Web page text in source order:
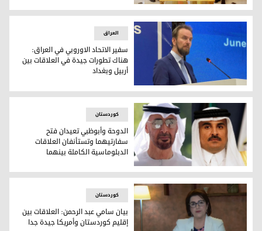
الرئيس بارزاني يستقبل سفير بريطانيا لدى العراق
سفير الاتحاد الاوروبي في العراق: هناك تطورات جيدة في
العراق
سفير الاتحاد الاوروبي في العراق:
هناك تطورات جيدة في العلاقات بين
أربيل وبغداد
الدوحة وأبوظبي تعيدان فتح سفارتيهما وتستأنفان العلاقات
کوردستان
الدوحة وأبوظبي تعيدان فتح
سفارتيهما وتستأنفان العلاقات
الدبلوماسية الكاملة بينهما
کوردستان
بيان سامي عبد الرحمن: العلاقات بين
إقليم كوردستان وأمريكا جيدة جدا